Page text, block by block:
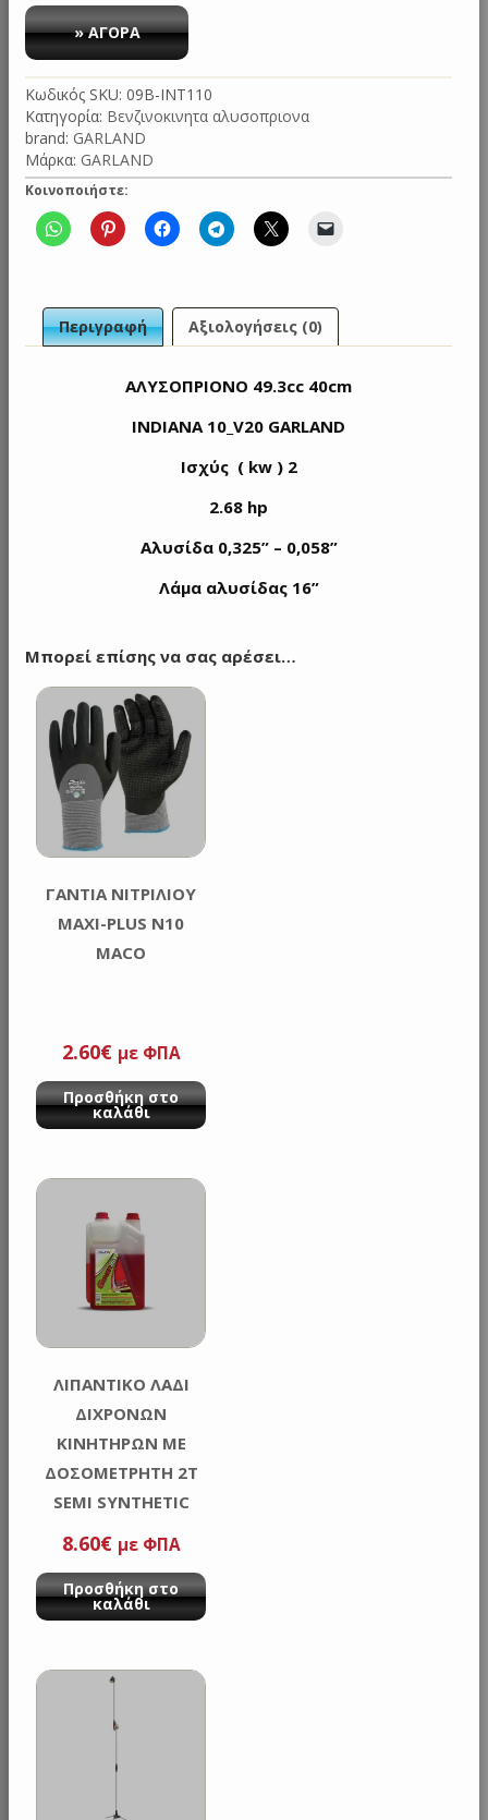
ΑΛΥΣΟΠΡΙΟΝΟ
49.3cc
40cm
INDIANA
10_V20
GARLAND
ποσότητα
» ΑΓΟΡΑ
Κωδικός SKU: 09B-INT110
Κατηγορία: Βενζινοκινητα αλυσοπριονα
brand: GARLAND
Μάρκα: GARLAND
Κοινοποιήστε:
Περιγραφή Αξιολογήσεις (0)
ΑΛΥΣΟΠΡΙΟΝΟ 49.3cc 40cm
INDIANA 10_V20 GARLAND
Ισχύς ( kw ) 2
2.68 hp
Αλυσίδα 0,325” – 0,058”
Λάμα αλυσίδας 16”
Μπορεί επίσης να σας αρέσει…
ΓΑΝΤΙΑ ΝΙΤΡΙΛΙΟΥ
MAXI-PLUS Ν10
MACO
2.60€ με ΦΠΑ
Προσθήκη στο
καλάθι
ΛΙΠΑΝΤΙΚΟ ΛΑΔΙ
ΔΙΧΡΟΝΩΝ
ΚΙΝΗΤΗΡΩΝ ΜΕ
ΔΟΣΟΜΕΤΡΗΤΗ 2Τ
SEMI SYNTHETIC
ALFA
8.60€ με ΦΠΑ
Προσθήκη στο
καλάθι